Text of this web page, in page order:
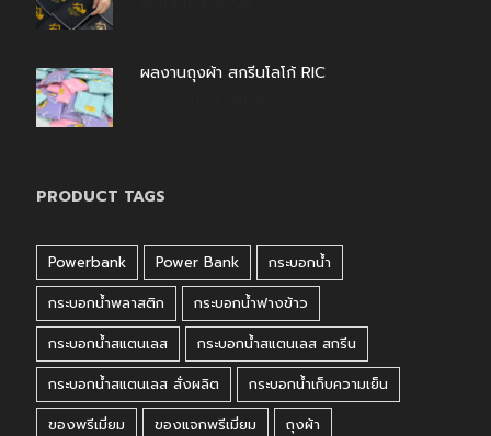
ผลงานถุงผ้า สกรีนโลโก้ RIC
PRODUCT TAGS
Powerbank Power Bank
กระบอกน้ำ
กระบอกน้ำพลาสติก
กระบอกน้ำฟางข้าว
กระบอกน้ำสแตนเลส
กระบอกน้ำสแตนเลส สกรีน
กระบอกน้ำสแตนเลส สั่งผลิต
กระบอกน้ำเก็บความเย็น
ของพรีเมี่ยม
ของแจกพรีเมี่ยม
ถุงผ้า